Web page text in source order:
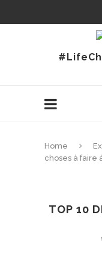
Home
choses à faire
TOP 10